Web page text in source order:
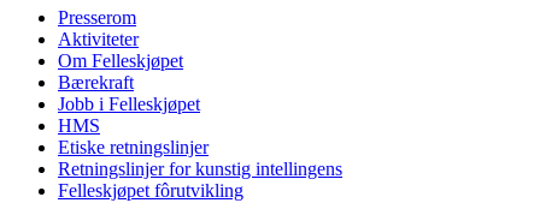
Presserom
Aktiviteter
Om Felleskjøpet
Bærekraft
Jobb i Felleskjøpet
HMS
Etiske retningslinjer
Retningslinjer for kunstig intellingens
Felleskjøpet fôrutvikling